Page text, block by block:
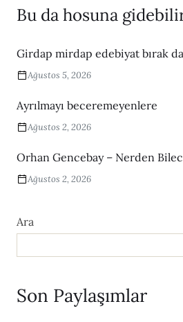
Bu da hosuna
Girdap mirdap edebiyat bırak
Ağustos 5, 2026
Ayrılmayı beceremeyenlere
Ağustos 2, 2026
Orhan Gencebay – Nerden
Ağustos 2, 2026
Ara
Son Paylaşımlar